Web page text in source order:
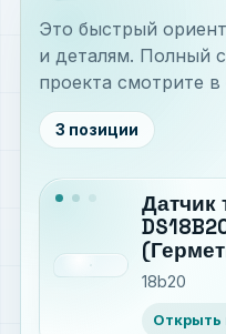
Это быстрый
и деталям. Полный
проекта смотрите в
3 позиции
Датчик
18b20
Открыть